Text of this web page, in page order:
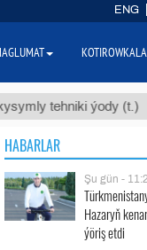
ýody (t.) $86 000
HABARLAR
Şu gün -
Hazaryň
ýöriş etdi
ENG